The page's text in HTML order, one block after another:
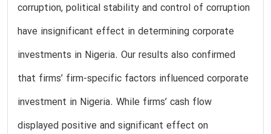
corruption, political stability and control of corruption
have insignificant effect in determining corporate
investments in Nigeria. Our results also confirmed
that firms’ firm-specific factors influenced corporate
investment in Nigeria. While firms’ cash flow
displayed positive and significant effect on